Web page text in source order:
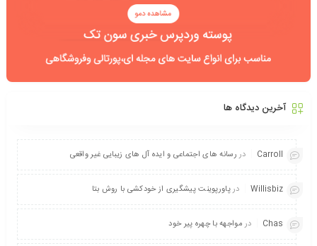
آخرین دیدگاه ها
Carroll دررسانه های اجتماعی و ایده آل های زیبایی غیر واقعی
Willisbiz درپاورپوینت پیشگیری از خودکشی با روش بتا
Chas درمواجهه با چهره پیر خود